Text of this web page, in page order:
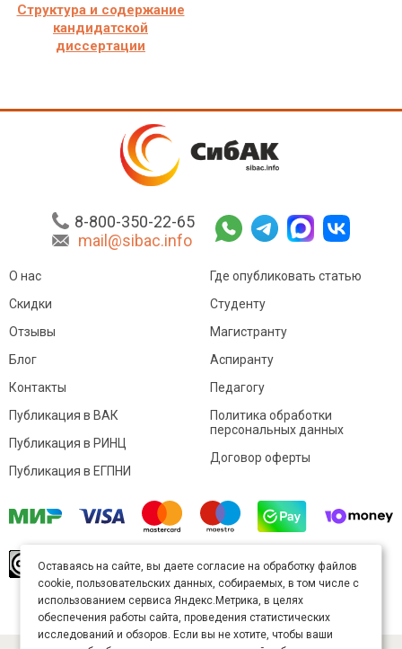
Структура и содержание
кандидатской
диссертации
8-800-350-22-65
mail@sibac.info
О нас
Скидки
Отзывы
Блог
Контакты
Где опубликовать статью
Студенту
Магистранту
Аспиранту
Педагогу
Публикация в ВАК
Публикация в РИНЦ
Публикация в ЕГПНИ
Политика обработки
персональных данных
Договор оферты
произведение доступно полицензии Creative
Commons «Attribution» («Атрибуция») 4.0
Непортированная.
Карта сайта
Оставаясь на сайте, вы даете согласие на обработку файлов
cookie, пользовательских данных, собираемых, в том числе с
использованием сервиса Яндекс.Метрика, в целях
обеспечения работы сайта, проведения статистических
исследований и обзоров. Если вы не хотите, чтобы ваши